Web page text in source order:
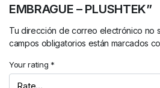
EMBRAGUE – PLUSHTEK”
Tu dirección de correo electrónico no
campos obligatorios están marcados
Your rating *